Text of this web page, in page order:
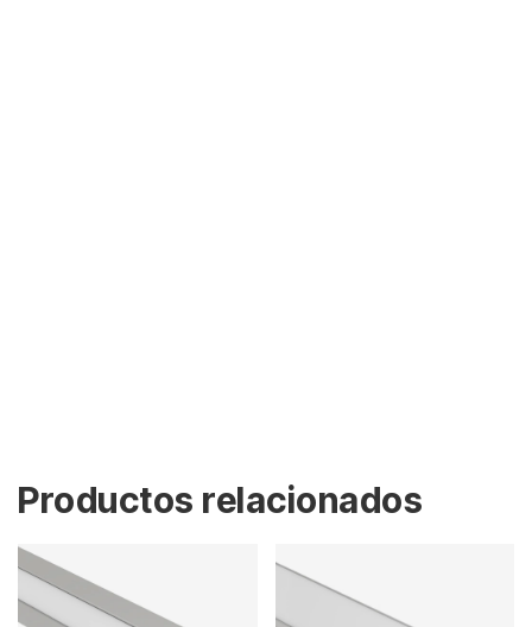
Productos relacionados